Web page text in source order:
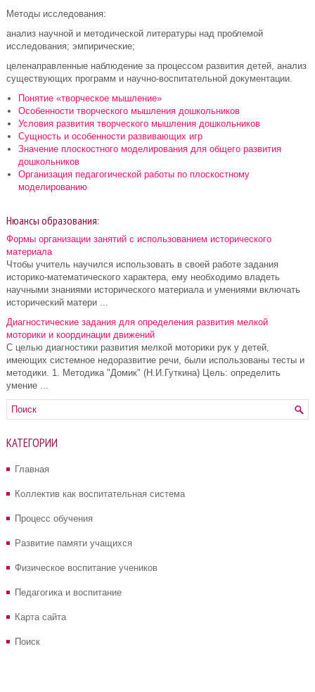
Методы исследования:
анализ научной и методической литературы над проблемой
исследования; эмпирические;
целенаправленные наблюдение за процессом развития детей, анализ
существующих программ и научно-воспитательной документации.
Понятие «творческое мышление»
Особенности творческого мышления дошкольников
Условия развития творческого мышления дошкольников
Сущность и особенности развивающих игр
Значение плоскостного моделирования для общего развития
дошкольников
Организация педагогической работы по плоскостному
моделированию
Нюансы образования:
Формы организации занятий с использованием исторического
материала
Чтобы учитель научился использовать в своей работе задания
историко-математического характера, ему необходимо владеть
научными знаниями исторического материала и умениями включать
исторический матери ...
Диагностические задания для определения развития мелкой
моторики и координации движений
С целью диагностики развития мелкой моторики рук у детей,
имеющих системное недоразвитие речи, были использованы тесты и
методики. 1. Методика "Домик" (Н.И.Гуткина) Цель: определить
умение ...
КАТЕГОРИИ
Главная
Коллектив как воспитательная система
Процесс обучения
Развитие памяти учащихся
Физическое воспитание учеников
Педагогика и воспитание
Карта сайта
Поиск